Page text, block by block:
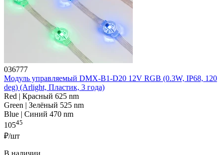
036777
Модуль управляемый DMX-B1-D20 12V RGB (0.3W, IP68, 120
deg) (Arlight, Пластик, 3 года)
Red | Красный 625 nm
Green | Зелёный 525 nm
Blue | Синий 470 nm
10545
₽/шт
В наличии